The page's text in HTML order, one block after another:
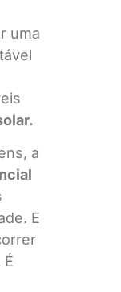
uma
a
E